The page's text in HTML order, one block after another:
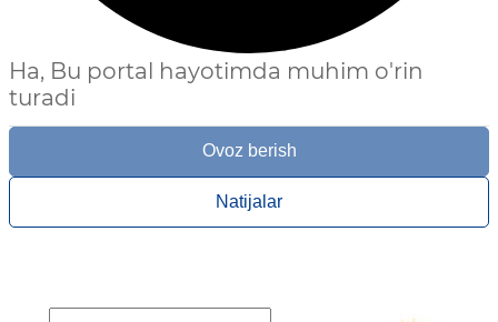
Ha, Bu portal hayotimda muhim o'rin
turadi
Ovoz berish
Natijalar